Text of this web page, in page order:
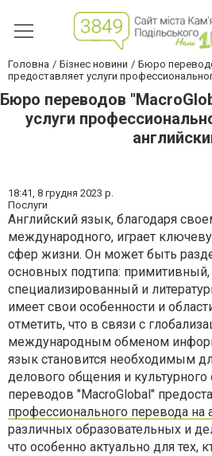
Головна Бізнес новини
Бюро
предоставляет услуги
Бюро переводов
услуги
18:41, 8 грудня 2023 р.
Послуги
Английский язык, благодаря
международного, играет
сфер жизни. Он может быть
основных подтипа:
специализированный и
имеет свои особенности и
отметить, что в связи с
международным обменом
язык становится необходимым
делового общения и
переводов "MacroGlobal"
профессионального перевода на
различных образовательных и
что особенно актуально для тех,